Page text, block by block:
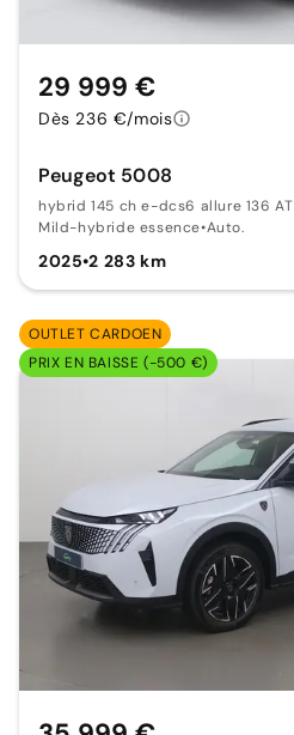
Peugeot 5008
hybrid 145 ch e-dcs6 allure 136 AT
Mild-hybride essence•Auto.
2025•2 283 km
29 999 €
Dès 236 €/mois
OUTLET CARDOEN
PRIX EN BAISSE (-500 €)